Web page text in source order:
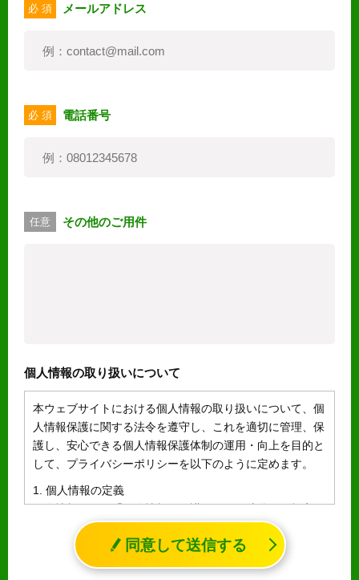
必 須 メールアドレス
必 須 電話番号
任意 その他のご用件
個人情報の取り扱いについて
本ウェブサイトにおける個人情報の取り扱いについて、個
人情報保護に関する法令を遵守し、これを適切に管理、保
護し、安心できる個人情報保護体制の運用・向上を目的と
して、プライバシーポリシーを以下のように定めます。
1. 個人情報の定義
個人情報とは、「個人情報の保護に関する法律」に規定さ
れる生存する個人に関する情報であって、氏名、生年月日
その他の記述等により特定の個人を識別することができる
情報（個人識別情報）を指します。
同意して送信する